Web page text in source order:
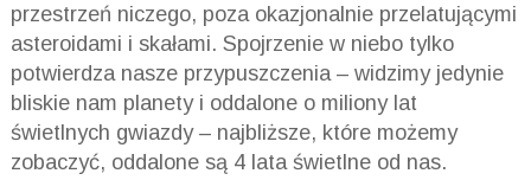
przestrzeń niczego, poza okazjonalnie przelatującymi
asteroidami i skałami. Spojrzenie w niebo tylko
potwierdza nasze przypuszczenia – widzimy jedynie
bliskie nam planety i oddalone o miliony lat
świetlnych gwiazdy – najbliższe, które możemy
zobaczyć, oddalone są 4 lata świetlne od nas.